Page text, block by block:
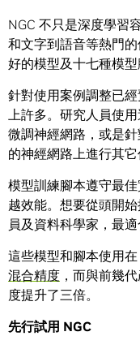
NGC 不只是深度學習
和文字到語音等熱門
好的模型及十七種模型
針對使用案例調整已
上許多。研究人員使
微調神經網路，或是
的神經網路上進行其它
模型訓練腳本遵守最
越效能。想要從頭開
員及資料科學家，最適
這些模型和腳本使用
混合精度 ，而與前幾
度提升了三倍。
先行試用 NGC